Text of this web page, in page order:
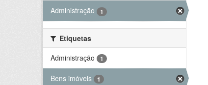
Administração
1
Etiquetas
Administração
1
Bens imóveis 1